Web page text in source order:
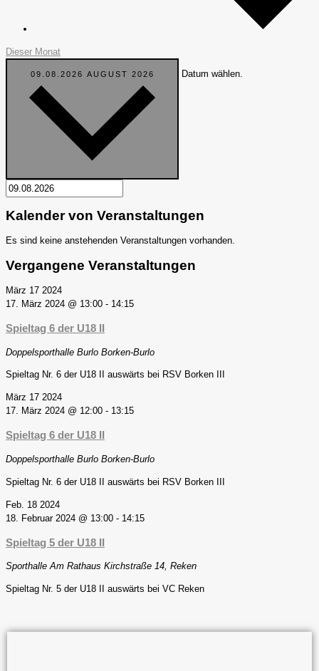
Dieser Monat
09.08.2026 AUGUST 2026 Datum wählen.
Kalender von Veranstaltungen
Es sind keine anstehenden Veranstaltungen vorhanden.
Vergangene Veranstaltungen
März 17 2024
17. März 2024 @ 13:00 - 14:15
Spieltag 6 der U18 II
Doppelsporthalle Burlo Borken-Burlo
Spieltag Nr. 6 der U18 II auswärts bei RSV Borken III
März 17 2024
17. März 2024 @ 12:00 - 13:15
Spieltag 6 der U18 II
Doppelsporthalle Burlo Borken-Burlo
Spieltag Nr. 6 der U18 II auswärts bei RSV Borken III
Feb. 18 2024
18. Februar 2024 @ 13:00 - 14:15
Spieltag 5 der U18 II
Sporthalle Am Rathaus Kirchstraße 14, Reken
Spieltag Nr. 5 der U18 II auswärts bei VC Reken